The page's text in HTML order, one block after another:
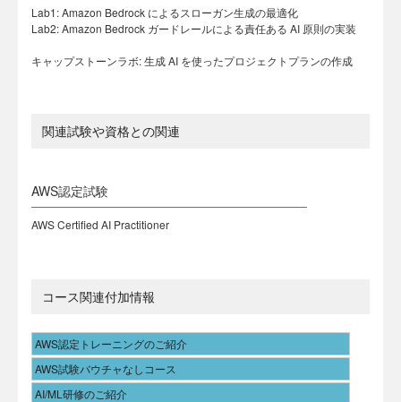
Lab1: Amazon Bedrock によるスローガン生成の最適化
Lab2: Amazon Bedrock ガードレールによる責任ある AI 原則の実装
キャップストーンラボ: 生成 AI を使ったプロジェクトプランの作成
関連試験や資格との関連
AWS認定試験
AWS Certified AI Practitioner
コース関連付加情報
AWS認定トレーニングのご紹介
AWS試験バウチャなしコース
AI/ML研修のご紹介